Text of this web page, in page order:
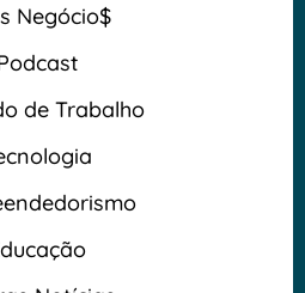
Negócio$
de Trabalho